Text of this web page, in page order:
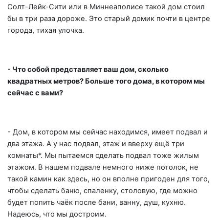
Солт-Лейк-Сити или в Миннеаполисе такой дом стоил
бы в три раза дороже. Это старый домик почти в центре
города, тихая улочка.
- Что собой представляет ваш дом, сколько
квадратных метров? Больше того дома, в котором мы
сейчас с вами?
- Дом, в котором мы сейчас находимся, имеет подвал и
два этажа. А у нас подвал, этаж и вверху ещё три
комнаты*. Мы пытаемся сделать подвал тоже жилым
этажом. В нашем подвале немного ниже потолок, не
такой камин как здесь, но он вполне пригоден для того,
чтобы сделать баню, спаленку, столовую, где можно
будет попить чаёк после бани, ванну, душ, кухню.
Надеюсь, что мы достроим.